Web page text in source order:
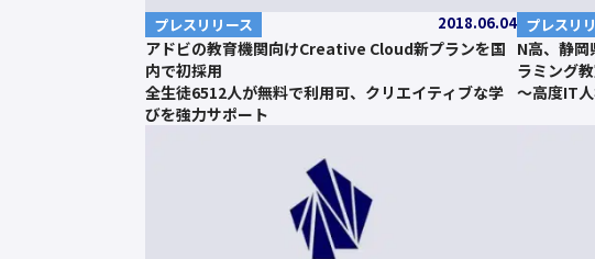
プレスリリース 2018.06.04
アドビの教育機関向けCreative Cloud新プランを国
内で初採用
全生徒6512人が無料で利用可、クリエイティブな学
びを強力サポート
プレスリ
N高、静
ラミング
～高度IT